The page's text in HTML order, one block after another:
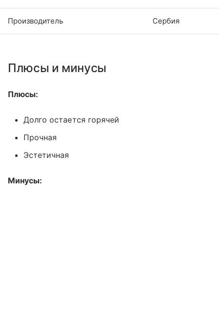
Производитель Сербия
Плюсы и минусы
Плюсы:
Долго остается горячей
Прочная
Эстетичная
Минусы: